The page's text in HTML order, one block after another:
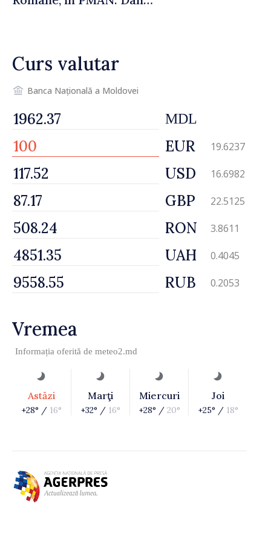
Curs valutar
Banca Națională a Moldovei
MDL
EUR 19.6237
USD 16.6982
GBP 22.5125
RON 3.8611
UAH 0.4045
RUB 0.2053
Vremea
Informația oferită de meteo2.md
Astăzi
+28° / 16°
Marţi
+32° / 16°
Miercuri
+28° / 20°
Joi
+25° / 18°